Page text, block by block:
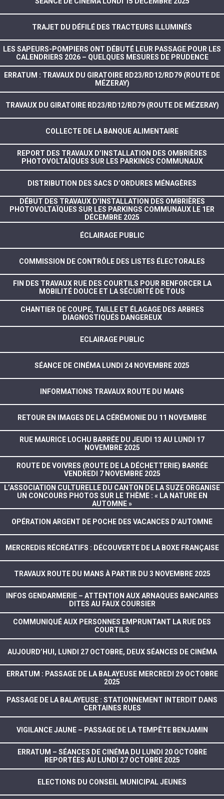
TRAJET DU DÉFILÉ DES TRACTEURS ILLUMINÉS
LES SAPEURS-POMPIERS ONT DÉBUTÉ LEUR PASSAGE POUR LES
CALENDRIERS 2026 – QUELQUES MESURES DE PRUDENCE
ERRATUM : TRAVAUX DU GIRATOIRE RD23/RD12/RD79 (ROUTE DE
MÉZERAY)
TRAVAUX DU GIRATOIRE RD23/RD12/RD79 (ROUTE DE MÉZERAY)
COLLECTE DE LA BANQUE ALIMENTAIRE
REPORT DES TRAVAUX D’INSTALLATION DES OMBRIÈRES
PHOTOVOLTAÏQUES SUR LES PARKINGS COMMUNAUX
DISTRIBUTION DES SACS D’ORDURES MÉNAGÈRES
DÉBUT DES TRAVAUX D’INSTALLATION DES OMBRIÈRES
PHOTOVOLTAÏQUES SUR LES PARKINGS COMMUNAUX LE 1ER
DÉCEMBRE 2025
ÉCLAIRAGE PUBLIC
COMMISSION DE CONTRÔLE DES LISTES ÉLECTORALES
FIN DES TRAVAUX RUE DES COURTILS POUR RENFORCER LA
MOBILITÉ DOUCE ET LA SÉCURITÉ DE TOUS
CHANTIER DE COUPE, TAILLE ET ÉLAGAGE DES ARBRES
DIAGNOSTIQUÉS DANGEREUX
ECLAIRAGE PUBLIC
SÉANCE DE CINÉMA LUNDI 24 NOVEMBRE 2025
INFORMATIONS TRAVAUX ROUTE DU MANS
RETOUR EN IMAGES DE LA CÉRÉMONIE DU 11 NOVEMBRE
RUE MAURICE LOCHU BARRÉE DU JEUDI 13 AU LUNDI 17
NOVEMBRE 2025
ROUTE DE VOIVRES (ROUTE DE LA DÉCHETTERIE) BARRÉE
VENDREDI 7 NOVEMBRE 2025
L’ASSOCIATION CULTURELLE DU CANTON DE LA SUZE ORGANISE
UN CONCOURS PHOTOS SUR LE THÈME : « LA NATURE EN
AUTOMNE »
OPÉRATION ARGENT DE POCHE DES VACANCES D’AUTOMNE
MERCREDIS RÉCRÉATIFS : DÉCOUVERTE DE LA BOXE FRANÇAISE
TRAVAUX ROUTE DU MANS À PARTIR DU 3 NOVEMBRE 2025
INFOS GENDARMERIE – ATTENTION AUX ARNAQUES BANCAIRES
DITES AU FAUX COURSIER
COMMUNIQUÉ AUX PERSONNES EMPRUNTANT LA RUE DES
COURTILS
AUJOURD’HUI, LUNDI 27 OCTOBRE, DEUX SÉANCES DE CINÉMA
ERRATUM : PASSAGE DE LA BALAYEUSE MERCREDI 29 OCTOBRE
2025
PASSAGE DE LA BALAYEUSE : STATIONNEMENT INTERDIT DANS
CERTAINES RUES
VIGILANCE JAUNE – PASSAGE DE LA TEMPÊTE BENJAMIN
ERRATUM – SÉANCES DE CINÉMA DU LUNDI 20 OCTOBRE
REPORTÉES AU LUNDI 27 OCTOBRE 2025
ELECTIONS DU CONSEIL MUNICIPAL JEUNES